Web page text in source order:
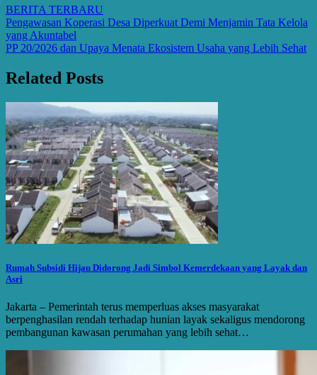
BERITA TERBARU
Post
navigation
Pengawasan Koperasi Desa Diperkuat Demi Menjamin Tata Kelola
yang Akuntabel
PP 20/2026 dan Upaya Menata Ekosistem Usaha yang Lebih Sehat
Related Posts
Rumah Subsidi Hijau Didorong Jadi Simbol Kemerdekaan yang Layak dan
Asri
Jakarta – Pemerintah terus memperluas akses masyarakat
berpenghasilan rendah terhadap hunian layak sekaligus mendorong
pembangunan kawasan perumahan yang lebih sehat…